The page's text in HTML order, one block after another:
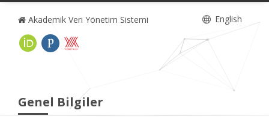
Akademik Veri Yönetim Sistemi English
Genel Bilgiler